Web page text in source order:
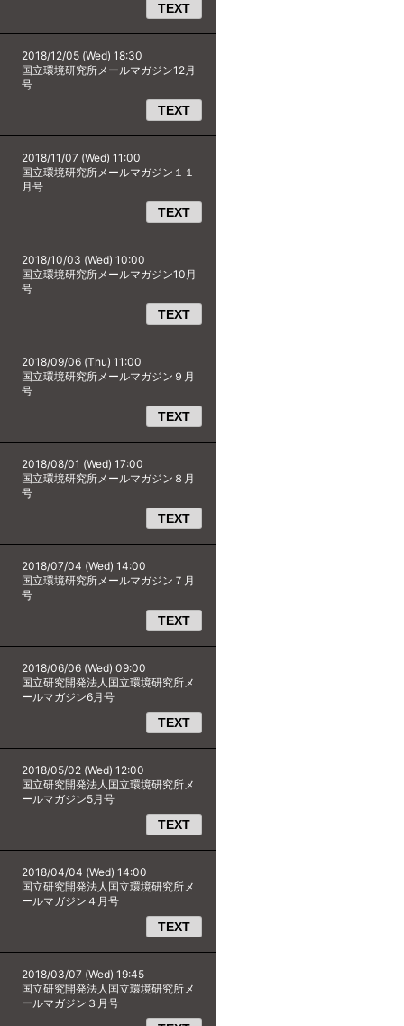
TEXT
2018/12/05 (Wed) 18:30
国立環境研究所メールマガジン12月
号
TEXT
2018/11/07 (Wed) 11:00
国立環境研究所メールマガジン１１
月号
TEXT
2018/10/03 (Wed) 10:00
国立環境研究所メールマガジン10月
号
TEXT
2018/09/06 (Thu) 11:00
国立環境研究所メールマガジン９月
号
TEXT
2018/08/01 (Wed) 17:00
国立環境研究所メールマガジン８月
号
TEXT
2018/07/04 (Wed) 14:00
国立環境研究所メールマガジン７月
号
TEXT
2018/06/06 (Wed) 09:00
国立研究開発法人国立環境研究所メ
ールマガジン6月号
TEXT
2018/05/02 (Wed) 12:00
国立研究開発法人国立環境研究所メ
ールマガジン5月号
TEXT
2018/04/04 (Wed) 14:00
国立研究開発法人国立環境研究所メ
ールマガジン４月号
TEXT
2018/03/07 (Wed) 19:45
国立研究開発法人国立環境研究所メ
ールマガジン３月号